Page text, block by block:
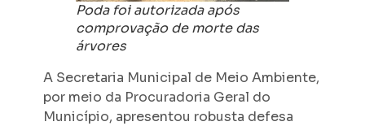
Poda foi autorizada após
comprovação de morte das
árvores
A Secretaria Municipal de Meio Ambiente,
por meio da Procuradoria Geral do
Município, apresentou robusta defesa